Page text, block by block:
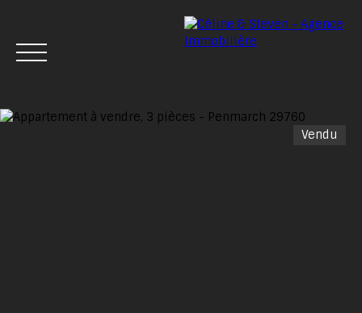
Vendu